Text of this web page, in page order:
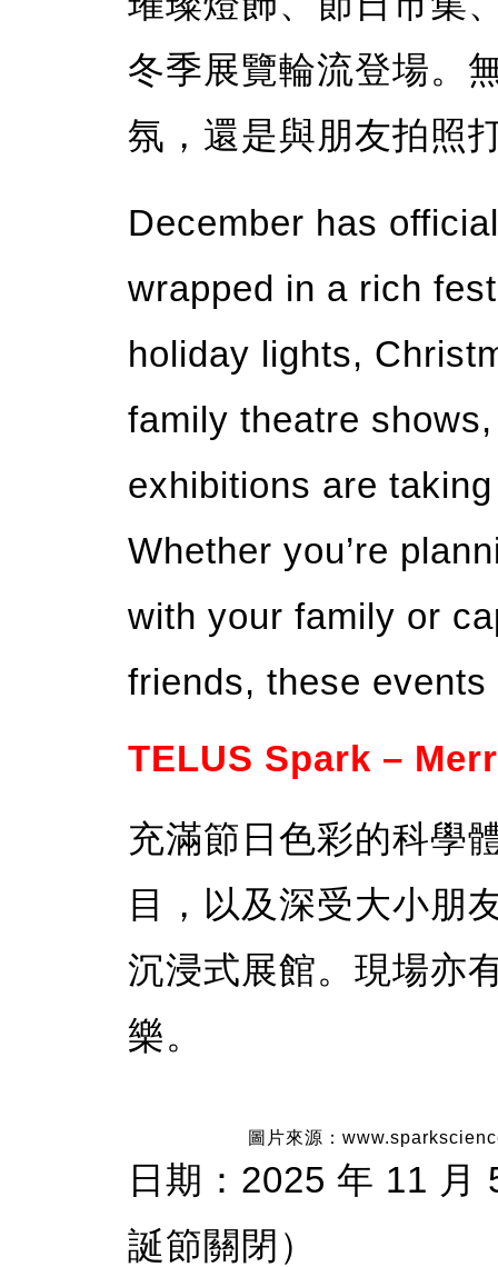
冬季展覽輪流登場。
氛，還是與朋友拍照
December has
wrapped in a rich
holiday lights,
family theatre
exhibitions are
Whether you’re
with your family or
friends, these
TELUS Spark –
充滿節日色彩的科學
目，以及深受大小朋
沉浸式展館。現場亦
樂。
圖片來源：
日期：2025 年 11
誕節關閉）